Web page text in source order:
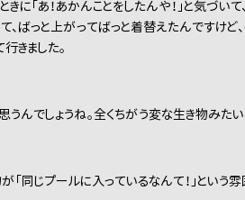
きに「あ！あかんことをしたんや！」と気づい
、ばっと上がってばっと着替えたんですけ
きました。
うんでしょうね。全くちがう変な生き物みた
「同じプールに入っているなんて！」という